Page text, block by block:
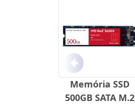
Memória SSD
500GB SATA M.2
Anterior